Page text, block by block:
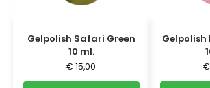
Gelpolish Safari Green
10 ml.
€ 15,00 €